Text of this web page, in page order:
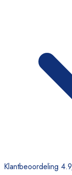
Klantbeoordeling